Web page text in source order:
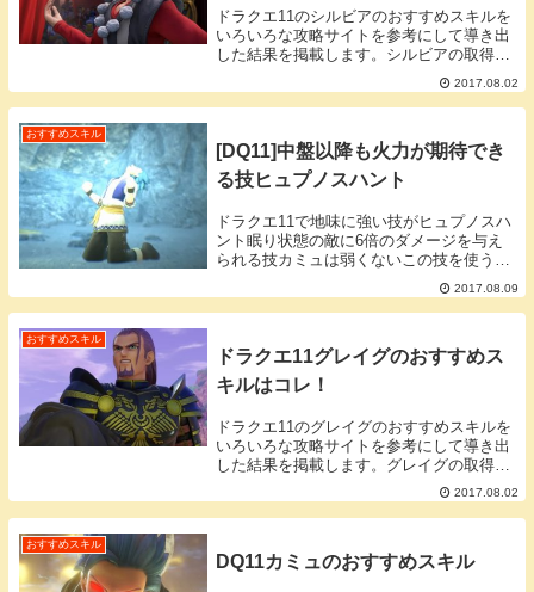
ドラクエ11のシルビアのおすすめスキルを
いろいろな攻略サイトを参考にして導き出
した結果を掲載します。シルビアの取得で
きるスキル一覧シルビアがスキルパネルよ
り取得できるスキル一覧です。取得ＳＰ欄
に(秘)とあるスキルは周辺の4パネルを開放
2017.08.02
おすすめスキル
[DQ11]中盤以降も火力が期待でき
る技ヒュプノスハント
ドラクエ11で地味に強い技がヒュプノスハ
ント眠り状態の敵に6倍のダメージを与え
られる技カミュは弱くないこの技を使うま
でカミュは「ぬすむ」専門でした。しかし
「二刀の心得」と「ヒュプノスハント」を
取得してからカミュも戦闘に参加できるよ
2017.08.09
おすすめスキル
ドラクエ11グレイグのおすすめス
キルはコレ！
ドラクエ11のグレイグのおすすめスキルを
いろいろな攻略サイトを参考にして導き出
した結果を掲載します。グレイグの取得で
きるスキル一覧グレイグがスキルパネルよ
り取得できるスキル一覧です。取得ＳＰ欄
に(秘)とあるスキルは周辺の4パネルを開放
2017.08.02
おすすめスキル
DQ11カミュのおすすめスキル